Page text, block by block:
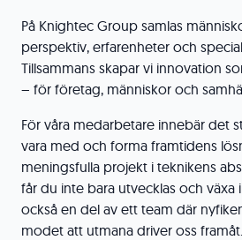
På Knightec Group samlas
perspektiv, erfarenheter och
Tillsammans skapar vi innovation
– för företag, människor och
För våra medarbetare innebär det
vara med och forma framtidens
meningsfulla projekt i teknikens
får du inte bara utvecklas och växa
också en del av ett team där
modet att utmana driver oss framåt.